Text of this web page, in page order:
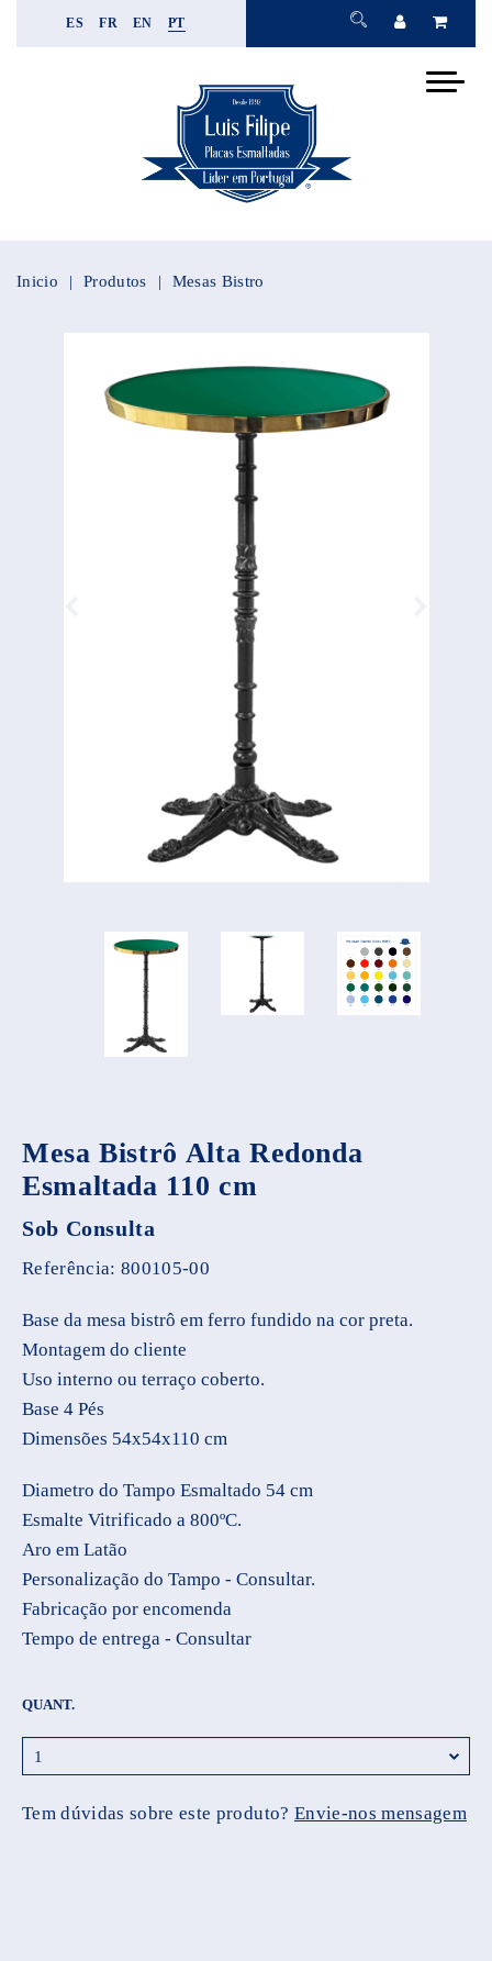
ES FR EN PT
Inicio Produtos Mesas Bistro
Mesa Bistrô Alta Redonda
Esmaltada 110 cm
Sob Consulta
Referência: 800105-00
Base da mesa bistrô em ferro fundido na cor preta.
Montagem do cliente
Uso interno ou terraço coberto.
Base 4 Pés
Dimensões 54x54x110 cm
Diametro do Tampo Esmaltado 54 cm
Esmalte Vitrificado a 800ºC.
Aro em Latão
Personalização do Tampo - Consultar.
Fabricação por encomenda
Tempo de entrega - Consultar
QUANT.
Tem dúvidas sobre este produto? Envie-nos mensagem